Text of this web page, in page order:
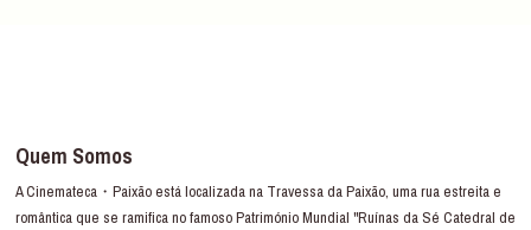
Quem Somos
A Cinemateca・Paixão está localizada na Travessa da Paixão, uma rua estreita e
romântica que se ramifica no famoso Património Mundial "Ruínas da Sé Catedral de